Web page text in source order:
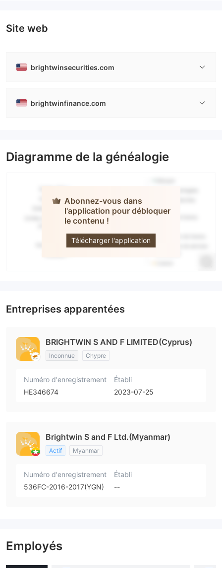
Site web
brightwinsecurities.com
brightwinfinance.com
Diagramme de la généalogie
Abonnez-vous dans
l'application pour débloquer
le contenu !
Télécharger l'application
BrightWin
Entreprises apparentées
BRIGHTWIN S AND F LIMITED(Cyprus)
Inconnue Chypre
Numéro d'enregistrement
HE346674
Établi
2023-07-25
Brightwin S and F Ltd.(Myanmar)
Actif Myanmar
Numéro d'enregistrement
536FC-2016-2017(YGN)
Établi
--
Employés